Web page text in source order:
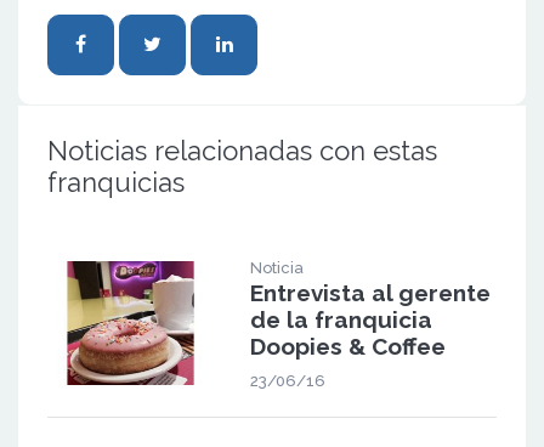
Noticias relacionadas con estas
franquicias
Noticia
Entrevista al gerente
de la franquicia
Doopies & Coffee
23/06/16